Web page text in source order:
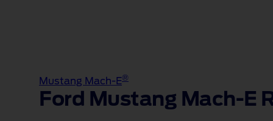
Mustang Mach-E®
Ford Mustang Mach‑E